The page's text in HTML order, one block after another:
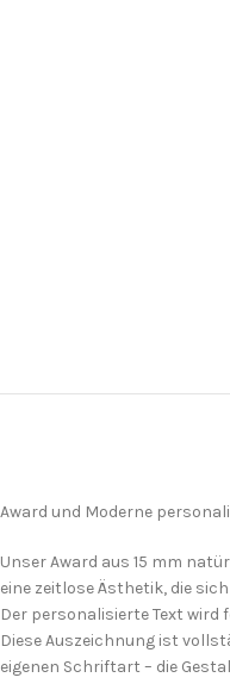
Award und Moderne
Unser Award aus 15 mm
eine zeitlose Ästhetik, die
Der personalisierte Text wird
Diese Auszeichnung ist
eigenen Schriftart – die